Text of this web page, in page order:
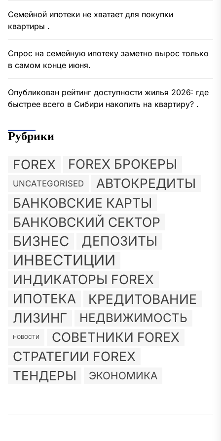
Семейной ипотеки не хватает для покупки
квартиры .
Спрос на семейную ипотеку заметно вырос только
в самом конце июня.
Опубликован рейтинг доступности жилья 2026: где
быстрее всего в Сибири накопить на квартиру? .
Рубрики
FOREX FOREX БРОКЕРЫ
UNCATEGORISED АВТОКРЕДИТЫ
БАНКОВСКИЕ КАРТЫ
БАНКОВСКИЙ СЕКТОР
БИЗНЕС ДЕПОЗИТЫ
ИНВЕСТИЦИИ
ИНДИКАТОРЫ FOREX
ИПОТЕКА
КРЕДИТОВАНИЕ
ЛИЗИНГ НЕДВИЖИМОСТЬ
НОВОСТИ
СОВЕТНИКИ FOREX
СТРАТЕГИИ FOREX
ТЕНДЕРЫ
ЭКОНОМИКА